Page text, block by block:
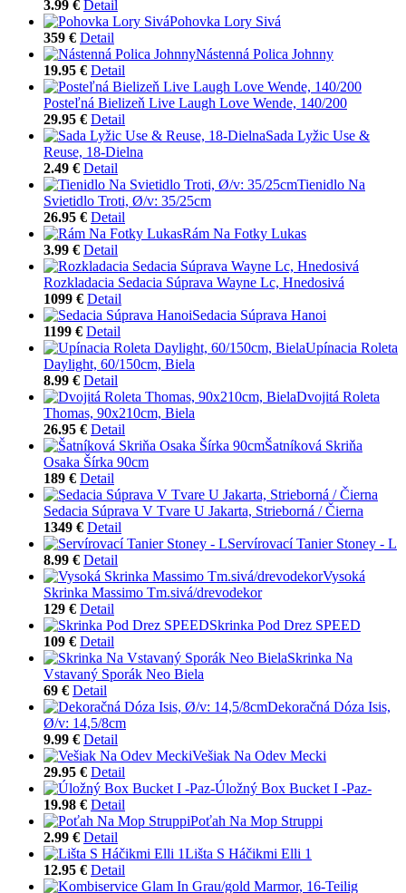
3.99 € Detail
Pohovka Lory Sivá
359 € Detail
Nástenná Polica Johnny
19.95 € Detail
Posteľná Bielizeň Live Laugh Love Wende, 140/200
29.95 € Detail
Sada Lyžic Use &
Reuse, 18-Dielna
2.49 € Detail
Tienidlo Na
Svietidlo Troti, Ø/v: 35/25cm
26.95 € Detail
Rám Na Fotky Lukas
3.99 € Detail
Rozkladacia Sedacia Súprava Wayne Lc, Hnedosivá
1099 € Detail
Sedacia Súprava Hanoi
1199 € Detail
Upínacia Roleta
Daylight, 60/150cm, Biela
8.99 € Detail
Dvojitá Roleta
Thomas, 90x210cm, Biela
26.95 € Detail
Šatníková Skriňa
Osaka Šírka 90cm
189 € Detail
Sedacia Súprava V Tvare U Jakarta, Strieborná / Čierna
1349 € Detail
Servírovací Tanier Stoney - L
8.99 € Detail
Vysoká
Skrinka Massimo Tm.sivá/drevodekor
129 € Detail
Skrinka Pod Drez SPEED
109 € Detail
Skrinka Na
Vstavaný Sporák Neo Biela
69 € Detail
Dekoračná Dóza Isis,
Ø/v: 14,5/8cm
9.99 € Detail
Vešiak Na Odev Mecki
29.95 € Detail
Úložný Box Bucket I -Paz-
19.98 € Detail
Poťah Na Mop Struppi
2.99 € Detail
Lišta S Háčikmi Elli 1
12.95 € Detail